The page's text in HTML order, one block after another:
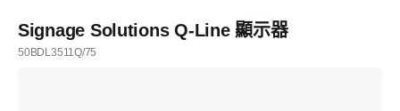
Signage Solutions Q-Line 顯示器
50BDL3511Q/75